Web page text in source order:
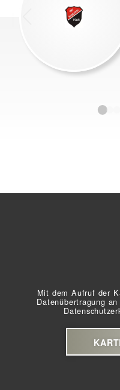
Mit dem Aufruf der
Datenübertragung